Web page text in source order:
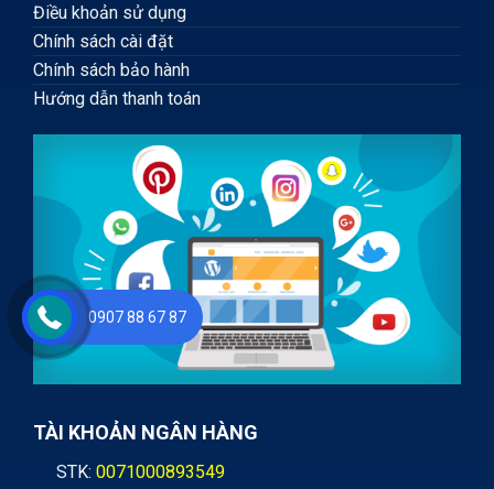
Điều khoản sử dụng
Chính sách cài đặt
Chính sách bảo hành
Hướng dẫn thanh toán
TÀI KHOẢN NGÂN HÀNG
STK: 0071000893549
0907 88 67 87